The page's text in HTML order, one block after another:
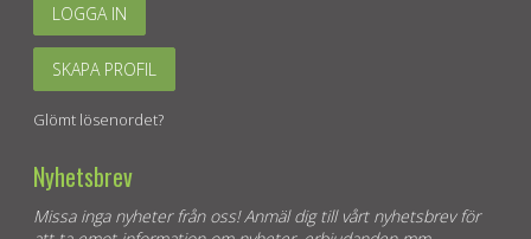
LOGGA IN
SKAPA PROFIL
Glömt lösenordet?
Nyhetsbrev
Missa inga nyheter från oss! Anmäl dig till vårt nyhetsbrev för